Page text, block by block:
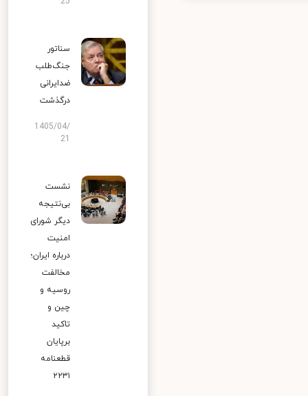
سناتور
جنگ‌طلب
ضدایرانی
درگذشت
1405/04/
نشست
بی‌نتیجه
دیگر شورای
امنیت
درباره ایران؛
مخالفت
روسیه و
چین و
تاکید
برپایان
قطعنامه
۲۲۳۱